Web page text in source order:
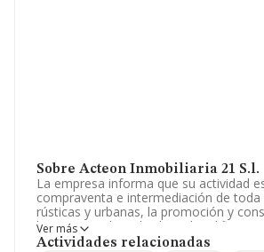
Sobre Acteon Inmobiliaria 21 S.l.
La empresa informa que su actividad
compraventa e intermediación de toda
rústicas y urbanas, la promoción y
las mismas de toda clase de
rehabilitacion, venta o arrendamiento
Ver más
Actividades relacionadas